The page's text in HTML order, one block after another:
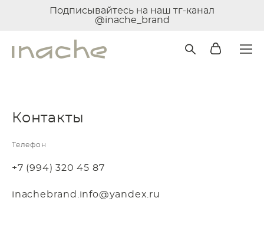
Подписывайтесь на наш тг-канал
@inache_brand
Контакты
Телефон
+7 (994) 320 45 87
inachebrand.info@yandex.ru